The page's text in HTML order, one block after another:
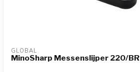
GLOBAL
MinoSharp Messenslijper 220/BR